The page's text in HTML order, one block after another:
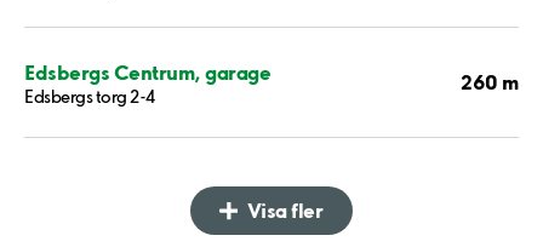
Edsbergs Centrum, garage
Edsbergs torg 2-4
260 m
Visa fler